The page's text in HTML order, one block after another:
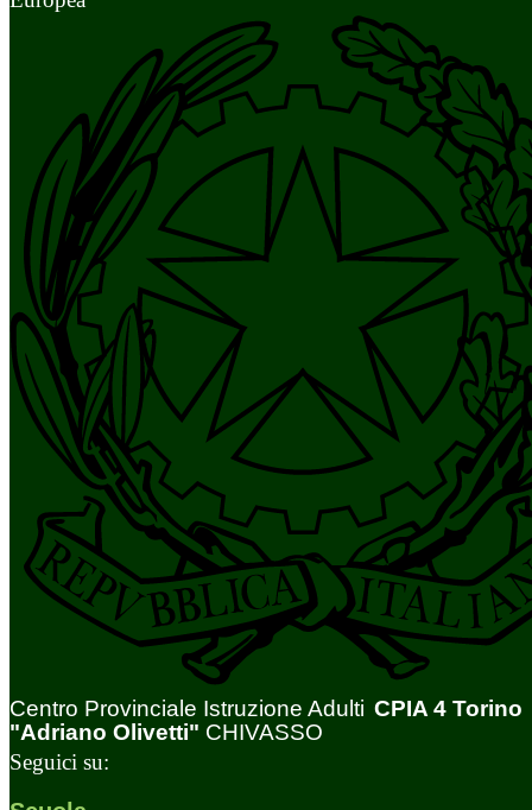
Centro Provinciale Istruzione Adulti CPIA 4 Torino
"Adriano Olivetti" CHIVASSO
Seguici su: